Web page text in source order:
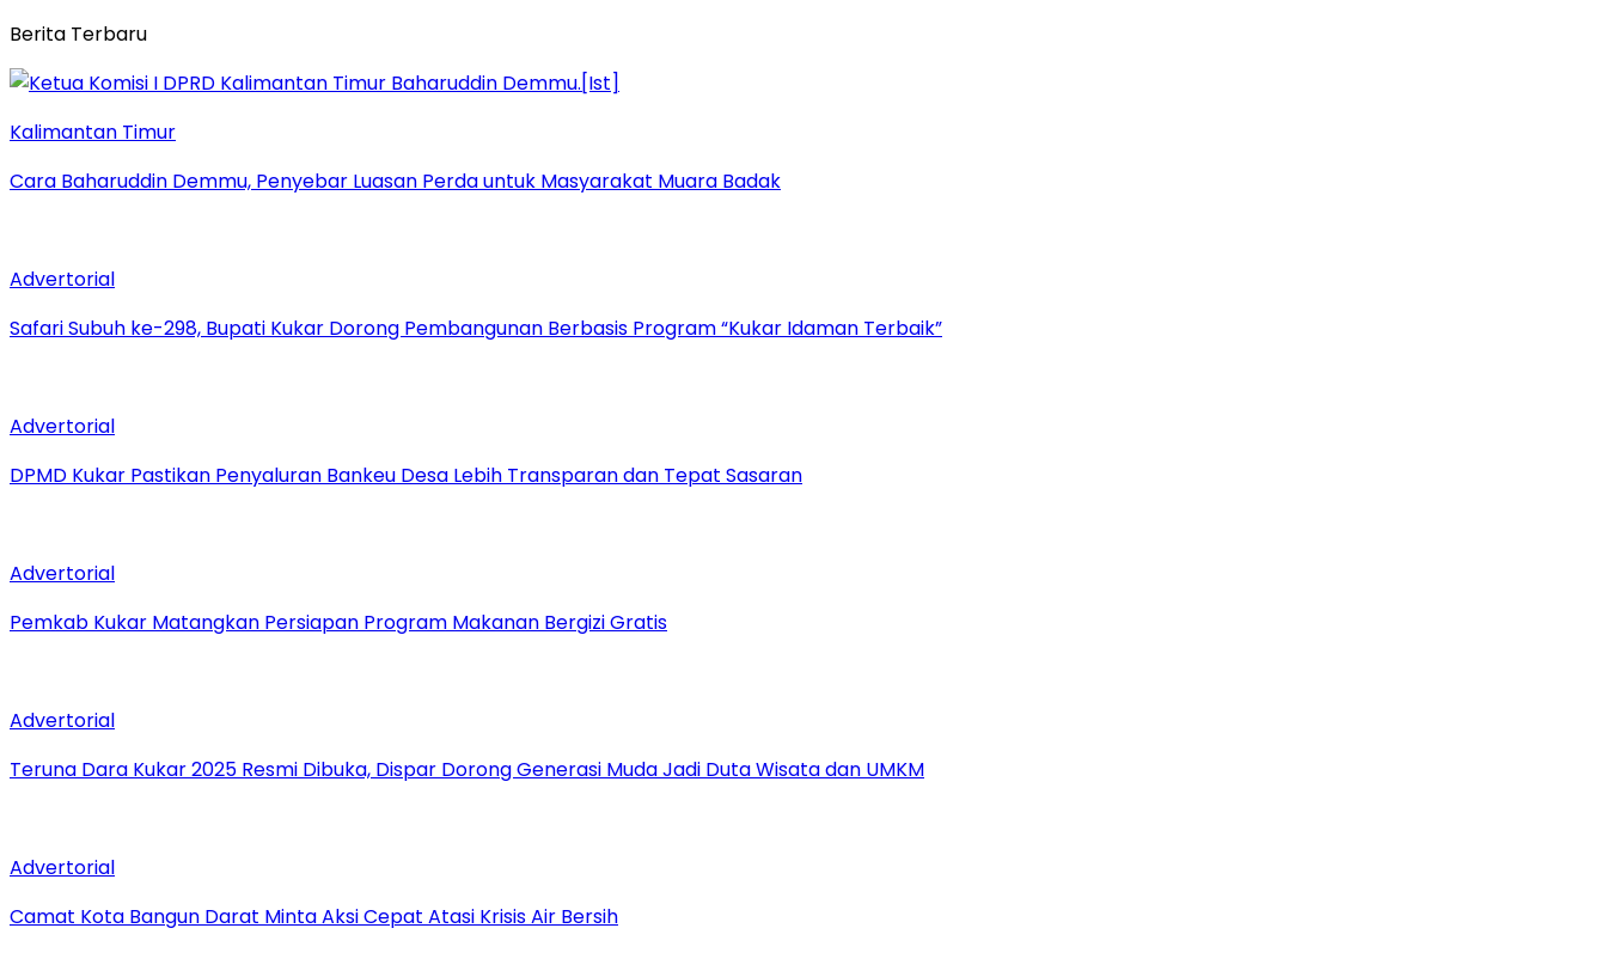
Berita Terbaru
Kalimantan Timur
Cara Baharuddin Demmu, Penyebar Luasan Perda untuk Masyarakat Muara Badak
Advertorial
Safari Subuh ke-298, Bupati Kukar Dorong Pembangunan Berbasis Program “Kukar Idaman Terbaik”
Advertorial
DPMD Kukar Pastikan Penyaluran Bankeu Desa Lebih Transparan dan Tepat Sasaran
Advertorial
Pemkab Kukar Matangkan Persiapan Program Makanan Bergizi Gratis
Advertorial
Teruna Dara Kukar 2025 Resmi Dibuka, Dispar Dorong Generasi Muda Jadi Duta Wisata dan UMKM
Advertorial
Camat Kota Bangun Darat Minta Aksi Cepat Atasi Krisis Air Bersih